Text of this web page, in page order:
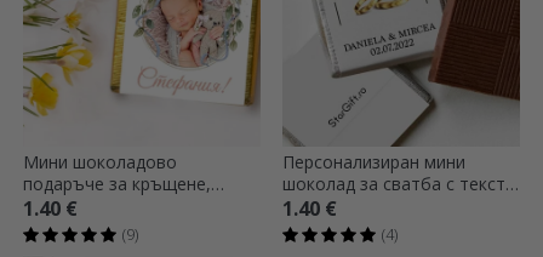
Мини шоколадово
подаръче за кръщене,
персонализирано с име и
снимка
1.40 €
(9)
Персонализиран мини
шоколад за сватба с текст -
Благодаря
1.40 €
(4)